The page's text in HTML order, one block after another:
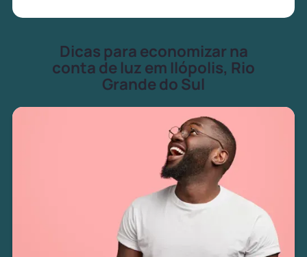
Dicas para economizar na
conta de luz em Ilópolis, Rio
Grande do Sul